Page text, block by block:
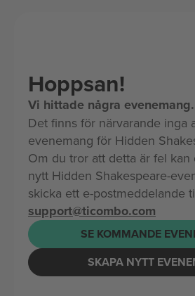
Hoppsan!
Vi hittade några evenemang.
Det finns för närvarande inga
evenemang för Hidden
Om du tror att detta är fel
nytt Hidden Shakespeare-
skicka ett e-postmeddelande
support@ticombo.com
SE KOMMANDE
SKAPA NYTT